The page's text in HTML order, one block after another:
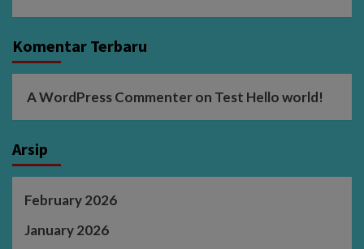
Komentar Terbaru
A WordPress Commenteron Test Hello world!
Arsip
February 2026
January 2026